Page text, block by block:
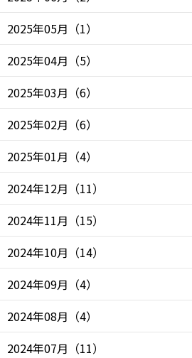
2025年05月 （1）
2025年04月 （5）
2025年03月 （6）
2025年02月 （6）
2025年01月 （4）
2024年12月 （11）
2024年11月 （15）
2024年10月 （14）
2024年09月 （4）
2024年08月 （4）
2024年07月 （11）